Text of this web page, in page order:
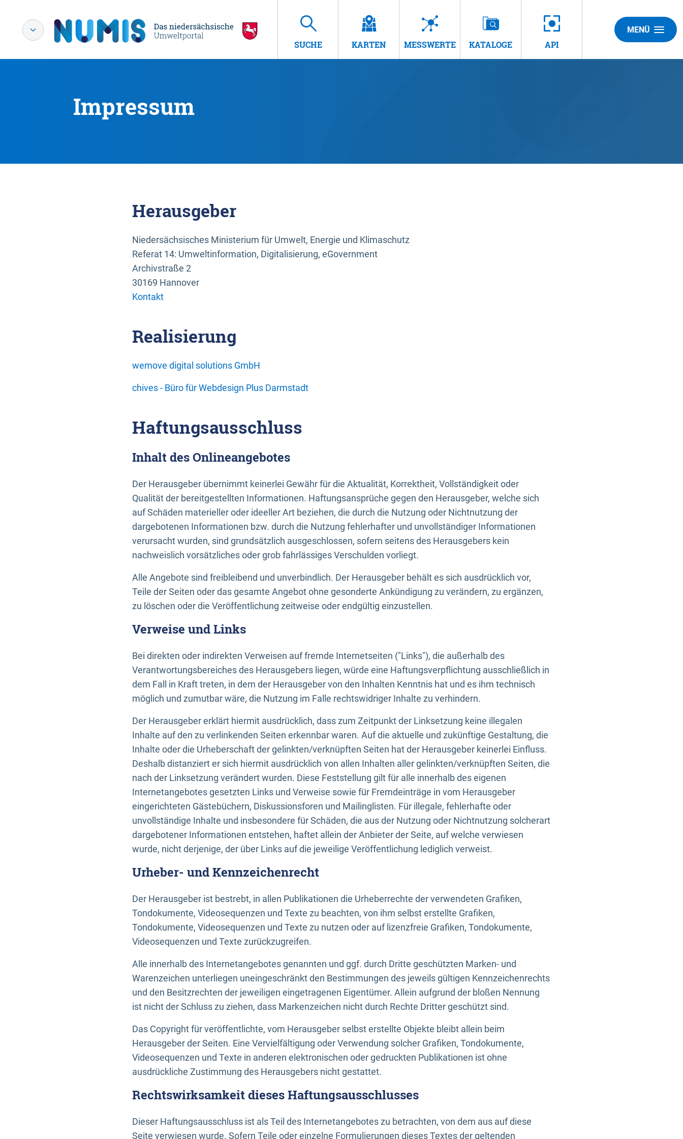
SUCHE KARTEN MESSWERTE KATALOGE API
MENÜ
Impressum
Herausgeber
Niedersächsisches Ministerium für Umwelt, Energie und Klimaschutz
Referat 14: Umweltinformation, Digitalisierung, eGovernment
Archivstraße 2
30169 Hannover
Kontakt
Realisierung
wemove digital solutions GmbH
chives - Büro für Webdesign Plus Darmstadt
Haftungsausschluss
Inhalt des Onlineangebotes
Der Herausgeber übernimmt keinerlei Gewähr für die Aktualität, Korrektheit, Vollständigkeit oder
Qualität der bereitgestellten Informationen. Haftungsansprüche gegen den Herausgeber, welche sich
auf Schäden materieller oder ideeller Art beziehen, die durch die Nutzung oder Nichtnutzung der
dargebotenen Informationen bzw. durch die Nutzung fehlerhafter und unvollständiger Informationen
verursacht wurden, sind grundsätzlich ausgeschlossen, sofern seitens des Herausgebers kein
nachweislich vorsätzliches oder grob fahrlässiges Verschulden vorliegt.
Alle Angebote sind freibleibend und unverbindlich. Der Herausgeber behält es sich ausdrücklich vor,
Teile der Seiten oder das gesamte Angebot ohne gesonderte Ankündigung zu verändern, zu ergänzen,
zu löschen oder die Veröffentlichung zeitweise oder endgültig einzustellen.
Verweise und Links
Bei direkten oder indirekten Verweisen auf fremde Internetseiten ("Links"), die außerhalb des
Verantwortungsbereiches des Herausgebers liegen, würde eine Haftungsverpflichtung ausschließlich in
dem Fall in Kraft treten, in dem der Herausgeber von den Inhalten Kenntnis hat und es ihm technisch
möglich und zumutbar wäre, die Nutzung im Falle rechtswidriger Inhalte zu verhindern.
Der Herausgeber erklärt hiermit ausdrücklich, dass zum Zeitpunkt der Linksetzung keine illegalen
Inhalte auf den zu verlinkenden Seiten erkennbar waren. Auf die aktuelle und zukünftige Gestaltung, die
Inhalte oder die Urheberschaft der gelinkten/verknüpften Seiten hat der Herausgeber keinerlei Einfluss.
Deshalb distanziert er sich hiermit ausdrücklich von allen Inhalten aller gelinkten/verknüpften Seiten, die
nach der Linksetzung verändert wurden. Diese Feststellung gilt für alle innerhalb des eigenen
Internetangebotes gesetzten Links und Verweise sowie für Fremdeinträge in vom Herausgeber
eingerichteten Gästebüchern, Diskussionsforen und Mailinglisten. Für illegale, fehlerhafte oder
unvollständige Inhalte und insbesondere für Schäden, die aus der Nutzung oder Nichtnutzung solcherart
dargebotener Informationen entstehen, haftet allein der Anbieter der Seite, auf welche verwiesen
wurde, nicht derjenige, der über Links auf die jeweilige Veröffentlichung lediglich verweist.
Urheber- und Kennzeichenrecht
Der Herausgeber ist bestrebt, in allen Publikationen die Urheberrechte der verwendeten Grafiken,
Tondokumente, Videosequenzen und Texte zu beachten, von ihm selbst erstellte Grafiken,
Tondokumente, Videosequenzen und Texte zu nutzen oder auf lizenzfreie Grafiken, Tondokumente,
Videosequenzen und Texte zurückzugreifen.
Alle innerhalb des Internetangebotes genannten und ggf. durch Dritte geschützten Marken- und
Warenzeichen unterliegen uneingeschränkt den Bestimmungen des jeweils gültigen Kennzeichenrechts
und den Besitzrechten der jeweiligen eingetragenen Eigentümer. Allein aufgrund der bloßen Nennung
ist nicht der Schluss zu ziehen, dass Markenzeichen nicht durch Rechte Dritter geschützt sind.
Das Copyright für veröffentlichte, vom Herausgeber selbst erstellte Objekte bleibt allein beim
Herausgeber der Seiten. Eine Vervielfältigung oder Verwendung solcher Grafiken, Tondokumente,
Videosequenzen und Texte in anderen elektronischen oder gedruckten Publikationen ist ohne
ausdrückliche Zustimmung des Herausgebers nicht gestattet.
Rechtswirksamkeit dieses Haftungsausschlusses
Dieser Haftungsausschluss ist als Teil des Internetangebotes zu betrachten, von dem aus auf diese
Seite verwiesen wurde. Sofern Teile oder einzelne Formulierungen dieses Textes der geltenden